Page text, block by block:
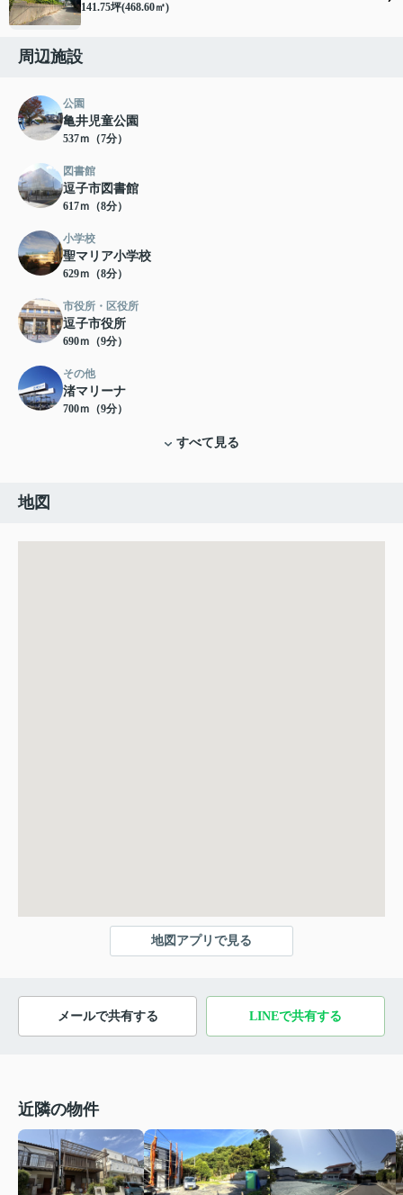
141.75坪(468.60㎡)
周辺施設
公園
亀井児童公園
537ｍ（7分）
図書館
逗子市図書館
617ｍ（8分）
小学校
聖マリア小学校
629ｍ（8分）
市役所・区役所
逗子市役所
690ｍ（9分）
その他
渚マリーナ
700ｍ（9分）
すべて見る
地図
地図アプリで見る
メールで共有する LINEで共有する
近隣の物件